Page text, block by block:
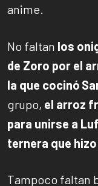
anime.
No faltan los
de Zoro por el
la que cocinó
grupo, el arroz
para unirse a
ternera que
Tampoco faltan